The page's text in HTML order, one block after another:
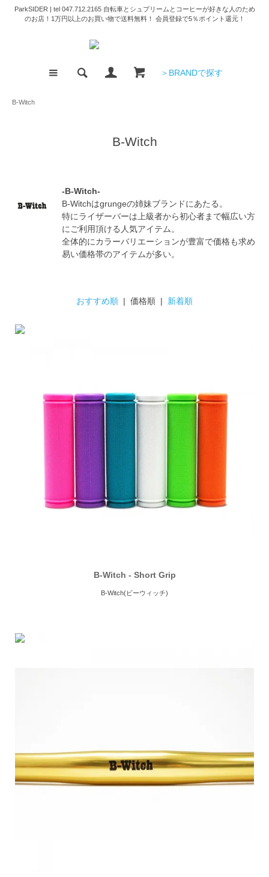
ParkSIDER | tel 047.712.2165 自転車とシュプリームとコーヒーが好きな人のため
のお店！1万円以上のお買い物で送料無料！ 会員登録で5％ポイント還元！
＞BRANDで探す
B-Witch
B-Witch
-B-Witch-
B-Witchはgrungeの姉妹ブランドにあたる。
特にライザーバーは上級者から初心者まで幅広い方
にご利用頂ける人気アイテム。
全体的にカラーバリエーションが豊富で価格も求め
易い価格帯のアイテムが多い。
おすすめ順 | 価格順 | 新着順
B-Witch - Short Grip
B-Witch(ビーウィッチ)